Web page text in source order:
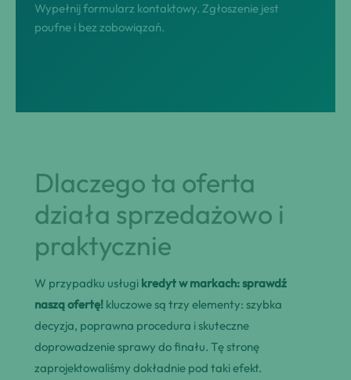
Wypełnij formularz kontaktowy. Zgłoszenie jest
poufne i bez zobowiązań.
Dlaczego ta oferta
działa sprzedażowo i
praktycznie
W przypadku usługi kredyt w markach: sprawdź
naszą ofertę! kluczowe są trzy elementy: szybka
decyzja, poprawna procedura i skuteczne
doprowadzenie sprawy do finału. Tę stronę
zaprojektowaliśmy dokładnie pod taki efekt.